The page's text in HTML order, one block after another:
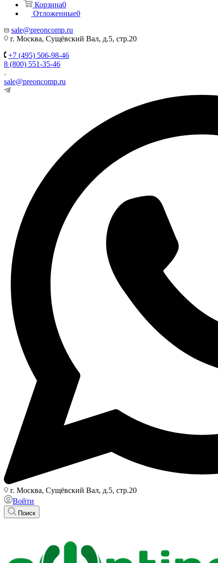
Корзина0
Отложенные0
sale@preoncomp.ru
г. Москва, Сущёвский Вал, д.5, стр.20
+7 (495) 506-98-46
8 (800) 551-35-46
sale@preoncomp.ru
г. Москва, Сущёвский Вал, д.5, стр.20
Войти
Поиск